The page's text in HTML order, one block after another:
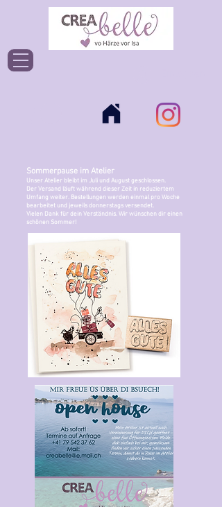
Sommerpause im Atelier
Unser Atelier bleibt im Juli und August geschlossen.
Der Versand läuft während dieser Zeit in reduziertem
Umfang weiter. Bestellungen werden einmal pro Woche
bearbeitet und jeweils donnerstags versendet.
Vielen Dank für dein Verständnis. Wir wünschen dir einen
schönen Sommer!